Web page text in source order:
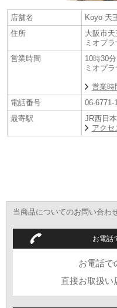
オリエントスターの対象商品
【20％OFF
】を開催中です。
（ミオクラブ会員は当日ご入会
大阪市天王寺区悲田院町10-48
お問合せ： 06-6771-1206
[ブランドヒストリー】
「オリエントスター」は、
リエント時計の代表的なモデ
べての点で”輝ける星”と呼ばれ
の願いが「オリエントスター
店舗名
Koyo 天
住所
大阪市
ミオプ
営業時間
10時30
ミオプ
営業時
電話番号
06-6771-
最寄駅
JR西日
アクセ
当商品についてのお問い合わ
お電話
お電話で
直接お取扱い